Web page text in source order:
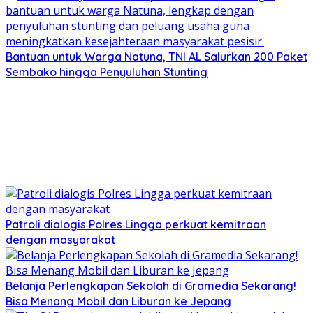
Bantuan untuk Warga Natuna, TNI AL Salurkan 200 Paket
Sembako hingga Penyuluhan Stunting
Patroli dialogis Polres Lingga perkuat kemitraan
dengan masyarakat
Belanja Perlengkapan Sekolah di Gramedia Sekarang!
Bisa Menang Mobil dan Liburan ke Jepang